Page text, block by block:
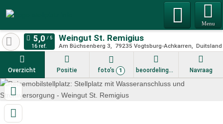
Menu
Weingut St. Remigius
Am Büchsenberg 3 79235 Vogtsburg-Achkarren Duitsland
16 ref.
Overzicht Positie foto's 1 beoordelingen Navraag